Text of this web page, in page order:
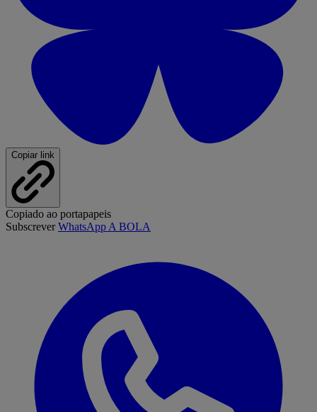
Copiar link
Copiado ao portapapeis
SubscreverWhatsApp A BOLA